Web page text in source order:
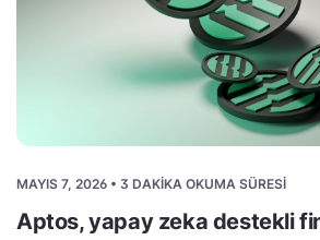
MAYIS 7, 2026 • 3 DAKIKA OKUMA SÜRESI
Aptos, yapay zeka destekli